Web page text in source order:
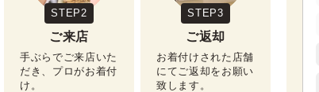
STEP2
ご来店
手ぶらでご来店いた
だき、プロがお着付
け。
STEP3
ご返却
お着付けされた店舗
にてご返却をお願い
致します。